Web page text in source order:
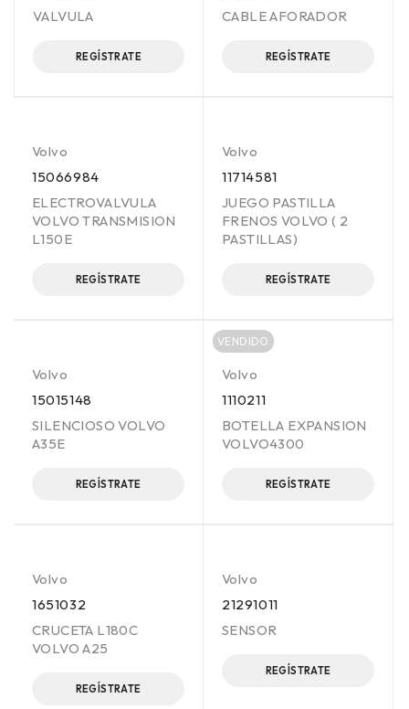
VALVULA
REGÍSTRATE
CABLE AFORADOR
REGÍSTRATE
Volvo
15066984
ELECTROVALVULA
VOLVO TRANSMISION
L150E
REGÍSTRATE
Volvo
11714581
JUEGO PASTILLA
FRENOS VOLVO ( 2
PASTILLAS)
REGÍSTRATE
Volvo
15015148
SILENCIOSO VOLVO
A35E
REGÍSTRATE
VENDIDO
Volvo
1110211
BOTELLA EXPANSION
VOLVO4300
REGÍSTRATE
Volvo
1651032
CRUCETA L180C
VOLVO A25
REGÍSTRATE
Volvo
21291011
SENSOR
REGÍSTRATE